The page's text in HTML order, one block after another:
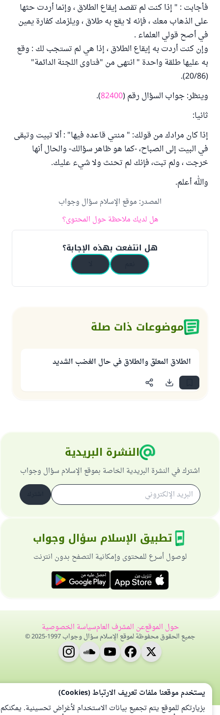
فأجابت : " إذا كنت لم تقصد إيقاع الطلاق ، وإنما أردت حثها
على الذهاب معك ، فإنه لا يقع به طلاق ، ويلزمك كفارة يمين
في أصح قولي العلماء .
وإن كنت أردت به إيقاع الطلاق ، إذا هي لم تستجب لك : وقع
به عليها طلقة واحدة " انتهى من "فتاوى اللجنة الدائمة"
وينظر: جواب السؤال رقم (82400
).
ثانيا:
إذا كان مرادك من قولك: " منتي قاعده فيها" : ألا تبيت وتبقى
في البيت إلى الصباح، -كما هو ظاهر سؤالك- والحال أنها
خرجت ، ولم تبت، فإنك لم تحنث ولا شيء عليك.
والله أعلم.
المصدر:موقع الإسلام سؤال وجواب
هل لديك ملاحظة حول المحتوى؟
هل انتفعت بهذه الإجابة؟
موضوعات ذات صلة
الطلاق المعلق والطلاق في حال الغضب الشديد
النشرة البريدية
اشترك في النشرة البريدية الخاصة بموقع الإسلام سؤال وجواب
اشترك
تطبيق الإسلام سؤال وجواب
لوصول أسرع للمحتوى وإمكانية التصفح بدون انترنت
حول الموقععن المشرف العامسياسة الخصوصية
جميع الحقوق محفوظة لموقع الإسلام سؤال وجواب 1997-2025 ©
يستخدم موقعنا ملفات تعريف الارتباط (Cookies)
بزيارتكم للموقع يتم تجميع بيانات الاستخدام لأغراض تحسينية. يمكنكم